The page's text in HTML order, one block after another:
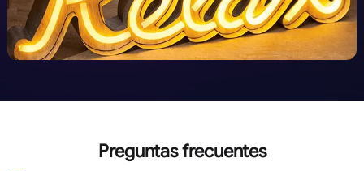
Preguntas frecuentes